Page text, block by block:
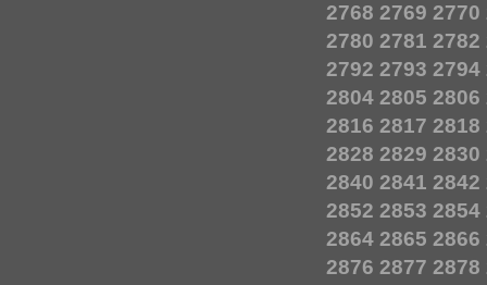
2768 2769 2770
2780 2781 2782
2792 2793 2794
2804 2805 2806
2816 2817 2818
2828 2829 2830
2840 2841 2842
2852 2853 2854
2864 2865 2866
2876 2877 2878